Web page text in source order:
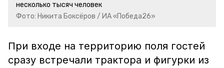
несколько тысяч человек
Фото: Никита Боксёров / ИА «Победа26»
При входе на территорию поля гостей
сразу встречали трактора и фигурки из